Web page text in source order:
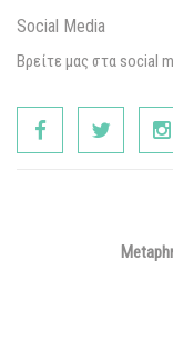
Social Media
Βρείτε μας στα social